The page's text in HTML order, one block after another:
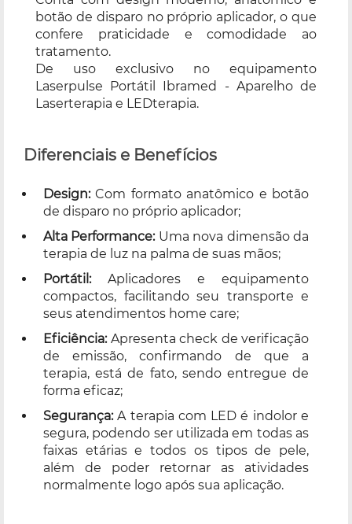
botão de disparo no próprio aplicador, o que
confere praticidade e comodidade ao
tratamento.
De uso exclusivo no equipamento
Laserpulse Portátil Ibramed - Aparelho de
Laserterapia e LEDterapia.
Diferenciais e Benefícios
Design:Com formato anatômico e botão
de disparo no próprio aplicador;
Alta Performance:Uma nova dimensão da
terapia de luz na palma de suas mãos;
Portátil:Aplicadores e equipamento
compactos, facilitando seu transporte e
seus atendimentos home care;
Eficiência:Apresenta check de verificação
de emissão, confirmando de que a
terapia, está de fato, sendo entregue de
forma eficaz;
Segurança:A terapia com LED é indolor e
segura, podendo ser utilizada em todas as
faixas etárias e todos os tipos de pele,
além de poder retornar as atividades
normalmente logo após sua aplicação.